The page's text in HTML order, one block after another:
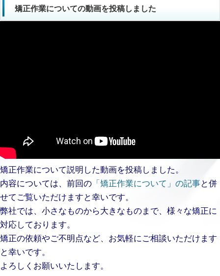
矯正作業についての動画を投稿しました
矯正作業について説明した動画を投稿しました。
内容については、前回の 「矯正作業について」の記事と併
せてご覧いただけますと幸いです。
弊社では、小さなものから大きなものまで、様々な矯正に
対応しております。
矯正の依頼やご不明点など、お気軽にご相談いただけます
と幸いです。
よろしくお願いいたします。